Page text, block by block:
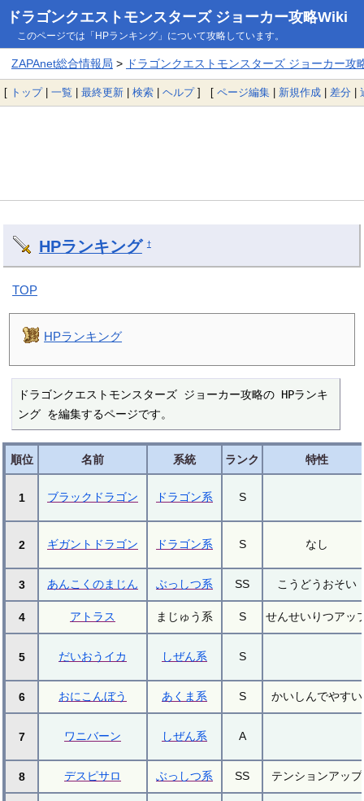
ドラゴンクエストモンスターズ ジョーカー攻略Wiki
このページでは「HPランキング」について攻略しています。
ZAPAnet総合情報局 > ドラゴンクエストモンスターズ ジョーカー攻
[ トップ| 一覧 | 最終更新 | 検索 | ヘルプ] [ ページ編集 | 新規作成 | 差分 |
HPランキング †
TOP
HPランキング
ドラゴンクエストモンスターズ ジョーカー攻略の HPランキ
ング を編集するページです。
順位 名前 系統 ランク 特性
1 ブラックドラゴン ドラゴン系 S
2 ギガントドラゴン ドラゴン系 S なし
3 あんこくのまじん ぶっしつ系 SS こうどうおそい
4 アトラス まじゅう系 S せんせいりつアッ
5 だいおうイカ しぜん系 S
6 おにこんぼう あくま系 S かいしんでやすい
7 ワニバーン しぜん系 A
8 デスピサロ ぶっしつ系 SS テンションアップ